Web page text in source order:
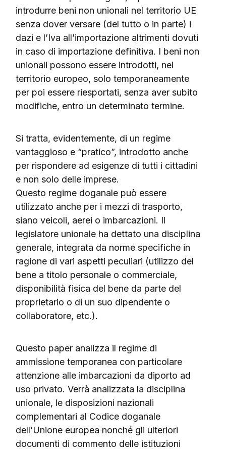
introdurre beni non unionali nel territorio UE
senza dover versare (del tutto o in parte) i
dazi e l’Iva all’importazione altrimenti dovuti
in caso di importazione definitiva. I beni non
unionali possono essere introdotti, nel
territorio europeo, solo temporaneamente
per poi essere riesportati, senza aver subito
modifiche, entro un determinato termine.
Si tratta, evidentemente, di un regime
vantaggioso e “pratico”, introdotto anche
per rispondere ad esigenze di tutti i cittadini
e non solo delle imprese.
Questo regime doganale può essere
utilizzato anche per i mezzi di trasporto,
siano veicoli, aerei o imbarcazioni. Il
legislatore unionale ha dettato una disciplina
generale, integrata da norme specifiche in
ragione di vari aspetti peculiari (utilizzo del
bene a titolo personale o commerciale,
disponibilità fisica del bene da parte del
proprietario o di un suo dipendente o
collaboratore, etc.).
Questo paper analizza il regime di
ammissione temporanea con particolare
attenzione alle imbarcazioni da diporto ad
uso privato. Verrà analizzata la disciplina
unionale, le disposizioni nazionali
complementari al Codice doganale
dell’Unione europea nonché gli ulteriori
documenti di commento delle istituzioni